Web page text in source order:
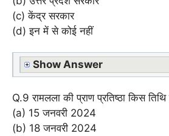
(c) केंद्र सरकार
(d) इन में से कोई नहीं
Show Answer
Q.9 रामलला की प्राण प्रतिष्ठा किस तिथि
(a) 15 जनवरी 2024
(b) 18 जनवरी 2024